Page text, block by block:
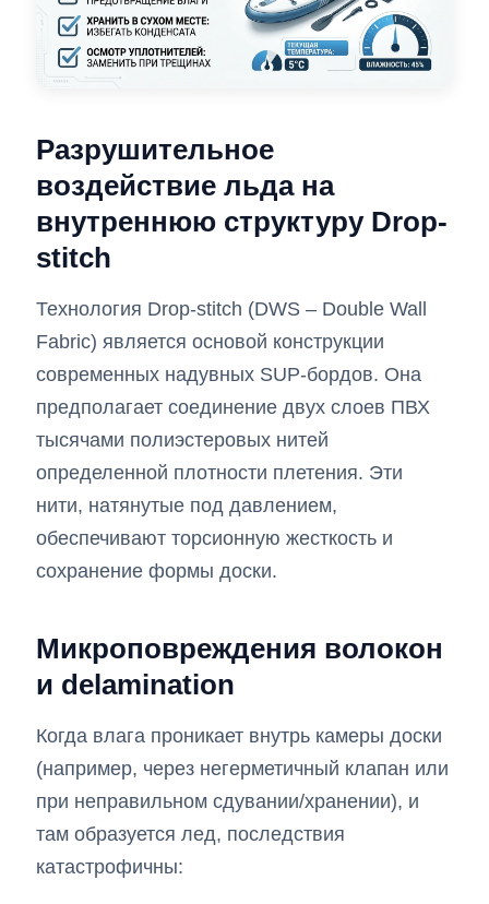
Разрушительное
воздействие льда на
внутреннюю структуру Drop-
stitch
Технология Drop-stitch (DWS – Double Wall
Fabric) является основой конструкции
современных надувных SUP-бордов. Она
предполагает соединение двух слоев ПВХ
тысячами полиэстеровых нитей
определенной плотности плетения. Эти
нити, натянутые под давлением,
обеспечивают торсионную жесткость и
сохранение формы доски.
Микроповреждения волокон
и delamination
Когда влага проникает внутрь камеры доски
(например, через негерметичный клапан или
при неправильном сдувании/хранении), и
там образуется лед, последствия
катастрофичны: